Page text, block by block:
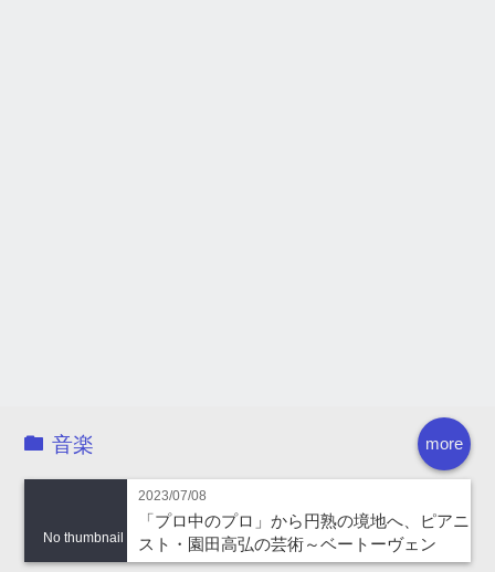
more
音楽
No thumbnail
2023/07/08
「プロ中のプロ」から円熟の境地へ、ピアニ
スト・園田高弘の芸術～ベートーヴェン